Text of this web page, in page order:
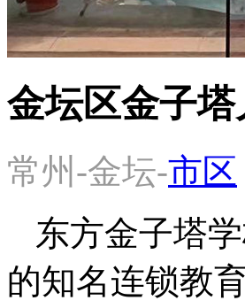
金坛区金子
常州-金坛-市区
东方金子塔
的知名连锁教